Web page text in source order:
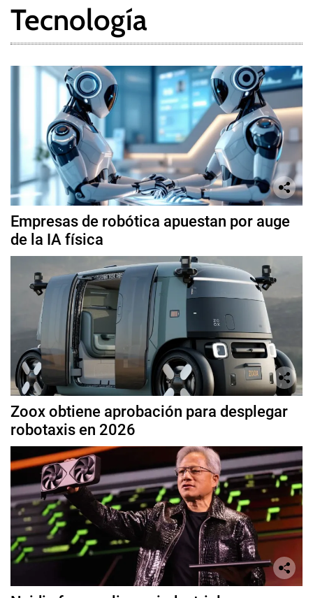
Tecnología
Empresas de robótica apuestan por auge
de la IA física
Zoox obtiene aprobación para desplegar
robotaxis en 2026